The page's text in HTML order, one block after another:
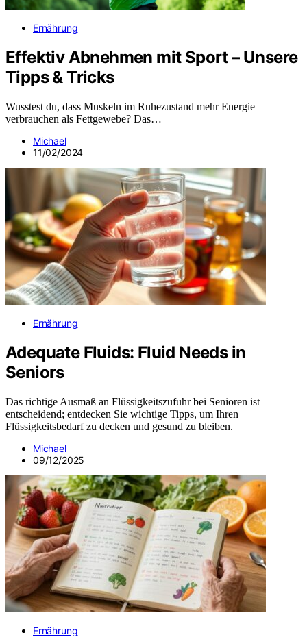
Ernährung
Effektiv Abnehmen mit Sport – Unsere
Tipps & Tricks
Wusstest du, dass Muskeln im Ruhezustand mehr Energie
verbrauchen als Fettgewebe? Das…
Michael
11/02/2024
Ernährung
Adequate Fluids: Fluid Needs in
Seniors
Das richtige Ausmaß an Flüssigkeitszufuhr bei Senioren ist
entscheidend; entdecken Sie wichtige Tipps, um Ihren
Flüssigkeitsbedarf zu decken und gesund zu bleiben.
Michael
09/12/2025
Ernährung